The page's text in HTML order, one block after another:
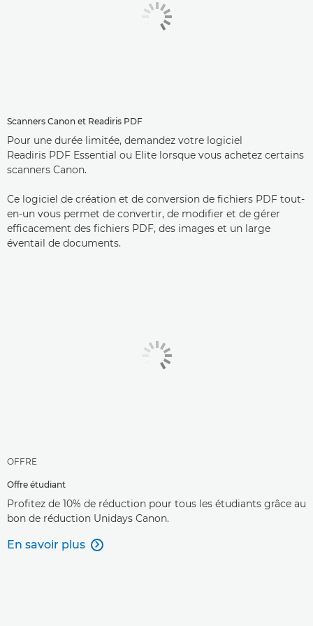
Scanners Canon et Readiris PDF
Pour une durée limitée, demandez votre logiciel
Readiris PDF Essential ou Elite lorsque vous achetez certains
scanners Canon.
Ce logiciel de création et de conversion de fichiers PDF tout-
en-un vous permet de convertir, de modifier et de gérer
efficacement des fichiers PDF, des images et un large
éventail de documents.
OFFRE
Offre étudiant
Profitez de 10% de réduction pour tous les étudiants grâce au
bon de réduction Unidays Canon.
En savoir plus 